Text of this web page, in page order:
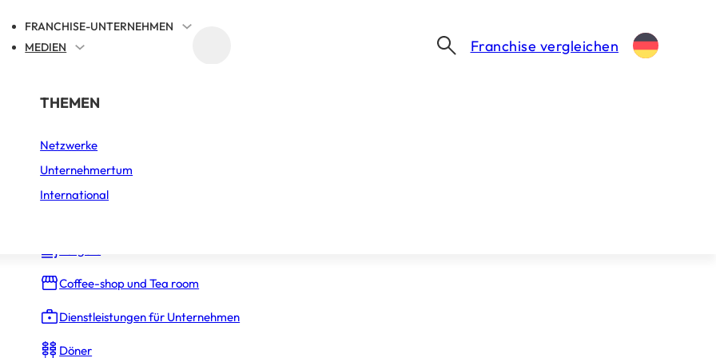
FRANCHISE-UNTERNEHMEN
NACH BRANCHE
Auto, Motorrad und Fahrrad
Coffee-shop und Tea room
Dienstleistungen für Unternehmen
Döner
MEDIEN
THEMEN
Netzwerke
Unternehmertum
International
Franchise vergleichen
AKTUELLES
die Schaal Group als
und ein Standort in Sichtweite
VERÖFFENTLICHT AM 6. JULI 2026